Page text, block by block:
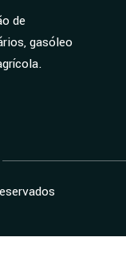
de
gasóleo